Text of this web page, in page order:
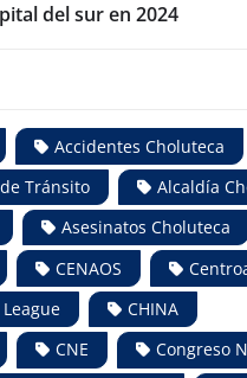
del sur en 2024
Accidentes Choluteca
Tránsito
Alcaldía
Asesinatos Choluteca
CENAOS
CHINA
CNE
Congreso